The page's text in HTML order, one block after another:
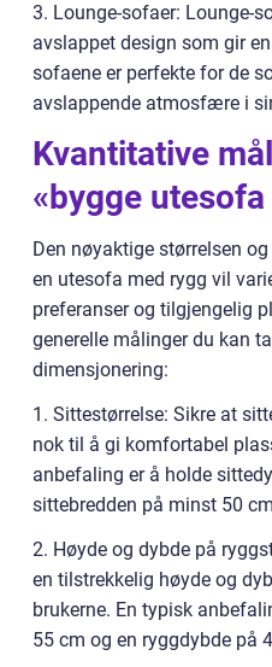
3. Lounge-sofaer: Lounge-
avslappet design som gir
sofaene er perfekte for de
avslappende atmosfære i
Kvantitative
«bygge
Den nøyaktige størrelsen
en utesofa med rygg vil
preferanser og tilgjengelig
generelle målinger du kan
dimensjonering:
1. Sittestørrelse: Sikre at
nok til å gi komfortabel
anbefaling er å holde
sittebredden på minst 50
2. Høyde og dybde på
en tilstrekkelig høyde og
brukerne. En typisk
55 cm og en ryggdybde på